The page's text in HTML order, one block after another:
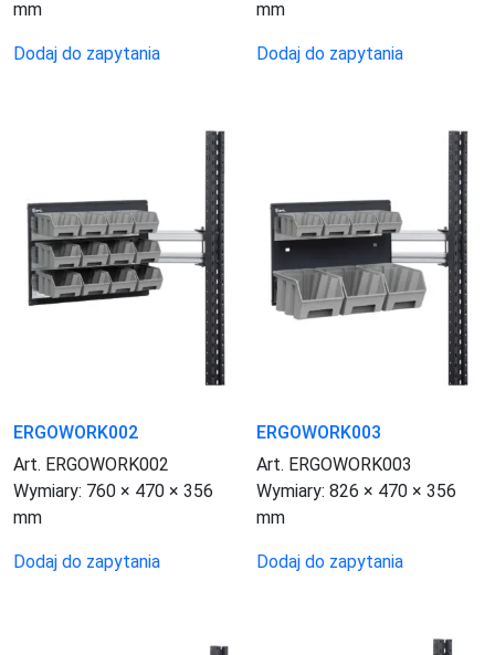
mm
Dodaj do zapytania
mm
Dodaj do zapytania
ERGOWORK002
Art. ERGOWORK002
Wymiary: 760 × 470 × 356
mm
Dodaj do zapytania
ERGOWORK003
Art. ERGOWORK003
Wymiary:826 × 470 × 356
mm
Dodaj do zapytania